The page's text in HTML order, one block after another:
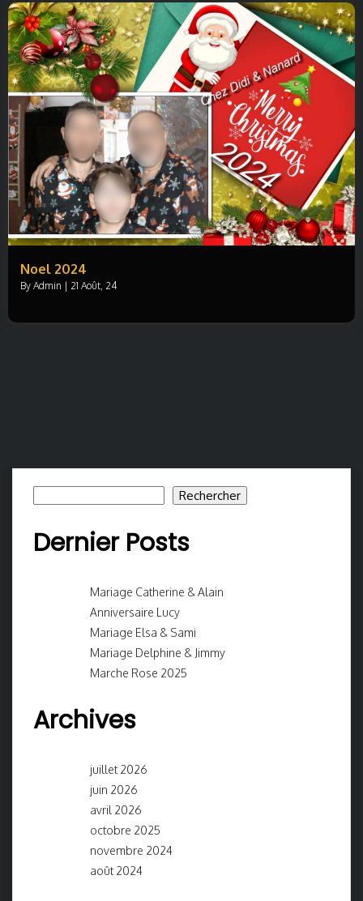
Noel 2024
By Admin | 21 Août, 24
Rechercher
Dernier Posts
Mariage Catherine & Alain
Anniversaire Lucy
Mariage Elsa & Sami
Mariage Delphine & Jimmy
Marche Rose 2025
Archives
juillet 2026
juin 2026
avril 2026
octobre 2025
novembre 2024
août 2024